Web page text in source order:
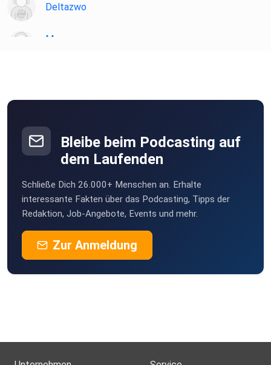
Deltazwo
Mesner
5cm3iuil
Hexe007
Hulot
Appen
Goldea
Bleibe beim Podcasting auf
dem Laufenden
Schließe Dich 26.000+ Menschen an. Erhalte
interessante Fakten über das Podcasting, Tipps der
Redaktion, Job-Angebote, Events und mehr.
Zur Anmeldung